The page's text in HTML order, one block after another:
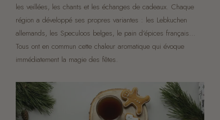
les veillées, les chants et les échanges de cadeaux. Chaque
région a développé ses propres variantes : les Lebkuchen
allemands, les Speculoos belges, le pain d’épices français…
Tous ont en commun cette chaleur aromatique qui évoque
immédiatement la magie des fêtes.